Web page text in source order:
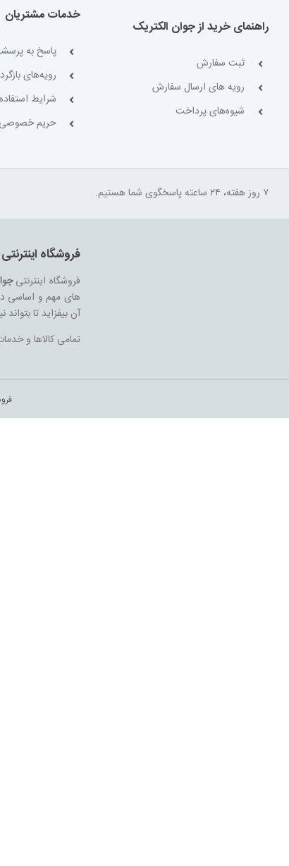
راهنمای خرید از جوان الکتریک
ثبت سفارش
رویه های ارسال سفارش
شیوه‌های پرداخت
خدمات مشتریان
پاسخ به
رویه‌های
شرایط استفاده
حریم خصوصی
۷ روز هفته، ۲۴ ساعته پاسخگوی شما هستیم.
فروشگاه
فروشگاه اینترنتی
های مهم و اساسی
آن بیفزاید تا
تمامی کالاها و